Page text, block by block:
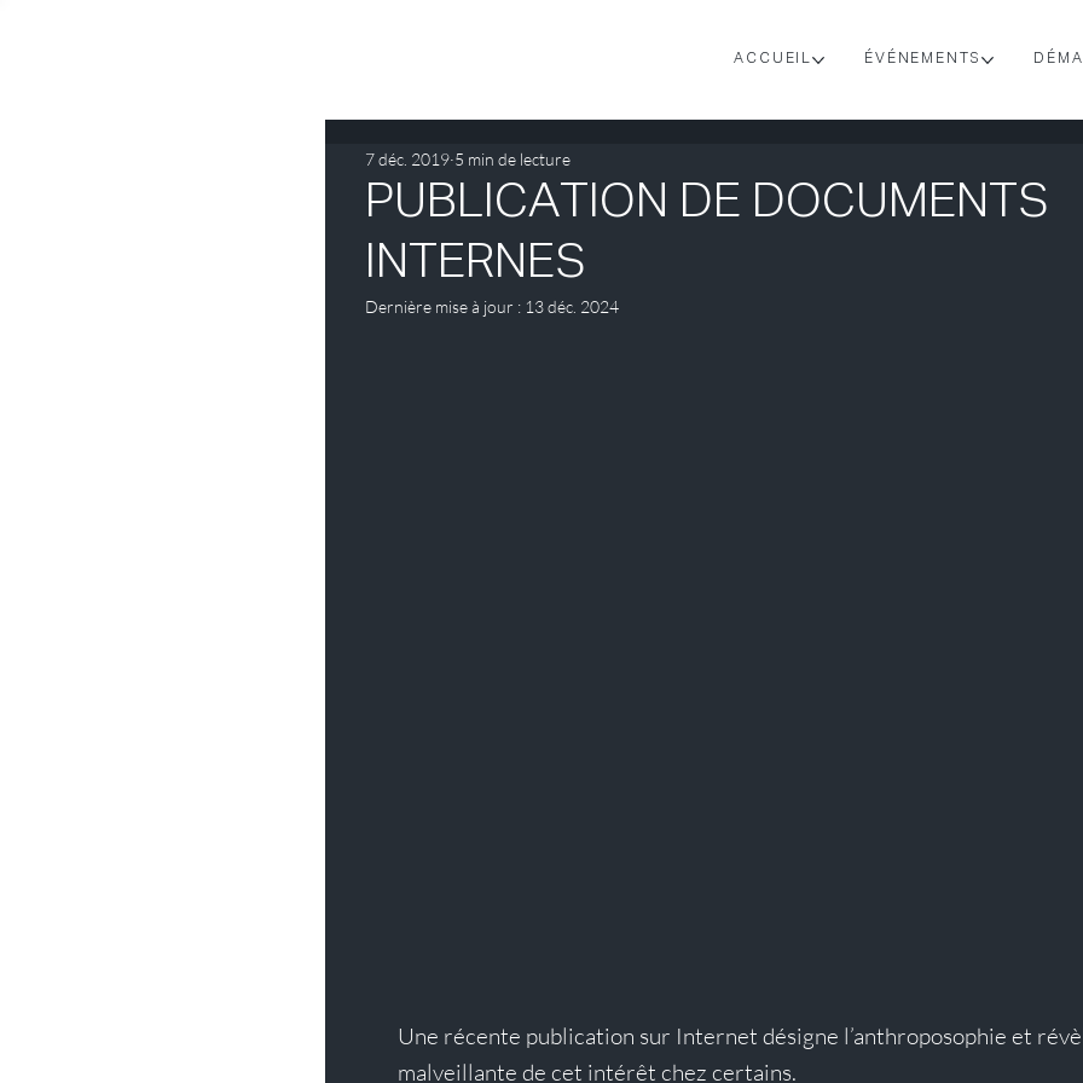
ACCUEIL ÉVÉNEMENTS
PUBLICATION DE DOCUMENTS
INTERNES
7 déc. 2019 5 min de lecture
Dernière mise à jour : 13 déc. 2024
Une récente publication sur Internet désigne l’anthroposophie et
malveillante de cet intérêt chez certains.